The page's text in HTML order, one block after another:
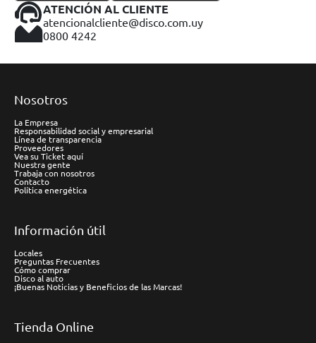
ATENCIÓN AL CLIENTE
atencionalcliente@disco.com.uy
0800 4242
Nosotros
La Empresa
Responsabilidad social y empresarial
Línea de transparencia
Proveedores
Vea su Ticket aquí
Nuestra gente
Trabaja con nosotros
Contacto
Política energética
Información útil
Locales
Preguntas Frecuentes
Cómo comprar
Disco al auto
¡Buenas Noticias y Beneficios de las Marcas!
Tienda Online